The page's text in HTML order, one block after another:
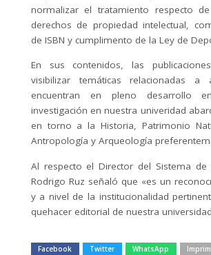
normalizar el tratamiento respecto
derechos de propiedad intelectual,
de ISBN y cumplimento de la Ley de
En sus contenidos, las
visibilizar temáticas relacionadas
encuentran en pleno desarrollo
investigación en nuestra univeridad
en torno a la Historia, Patrimonio
Antropología y Arqueología
Al respecto el Director del Sistema de
Rodrigo Ruz señaló que «es un
y a nivel de la institucionalidad
quehacer editorial de nuestra universidad
Facebook Twitter WhatsApp